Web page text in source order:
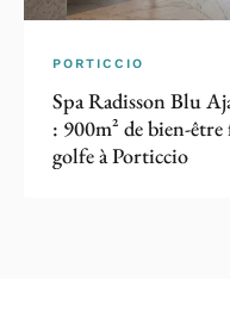
PORTICCIO
Spa Radisson Blu
: 900m² de bien-être
golfe à Porticcio